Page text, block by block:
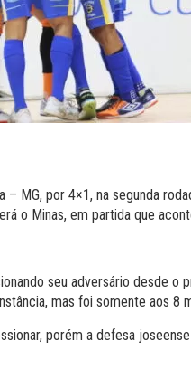
MG, por 4×1, na segunda
o Minas, em partida que
seu adversário desde
mas foi somente aos 8
porém a defesa